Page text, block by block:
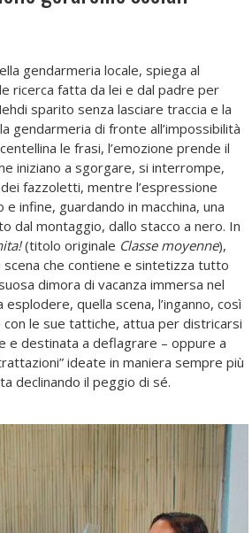
gendarmeria locale, spiega al
ricerca fatta da lei e dal padre per
sparito senza lasciare traccia e la
gendarmeria di fronte all’impossibilità
le frasi, l’emozione prende il
iniziano a sgorgare, si interrompe,
fazzoletti, mentre l’espressione
infine, guardando in macchina, una
dal montaggio, dallo stacco a nero. In
(titolo originale Classe moyenne),
che contiene e sintetizza tutto
dimora di vacanza immersa nel
quella scena, l’inganno, così
con le sue tattiche, attua per districarsi
e destinata a deflagrare – oppure a
ideate in maniera sempre più
declinando il peggio di sé.